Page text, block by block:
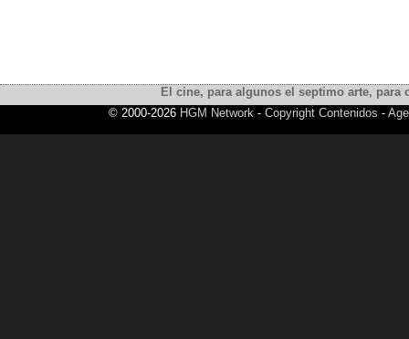
El cine, para algunos el septimo arte,
© 2000-2026 HGM Network - Copyright Contenidos -